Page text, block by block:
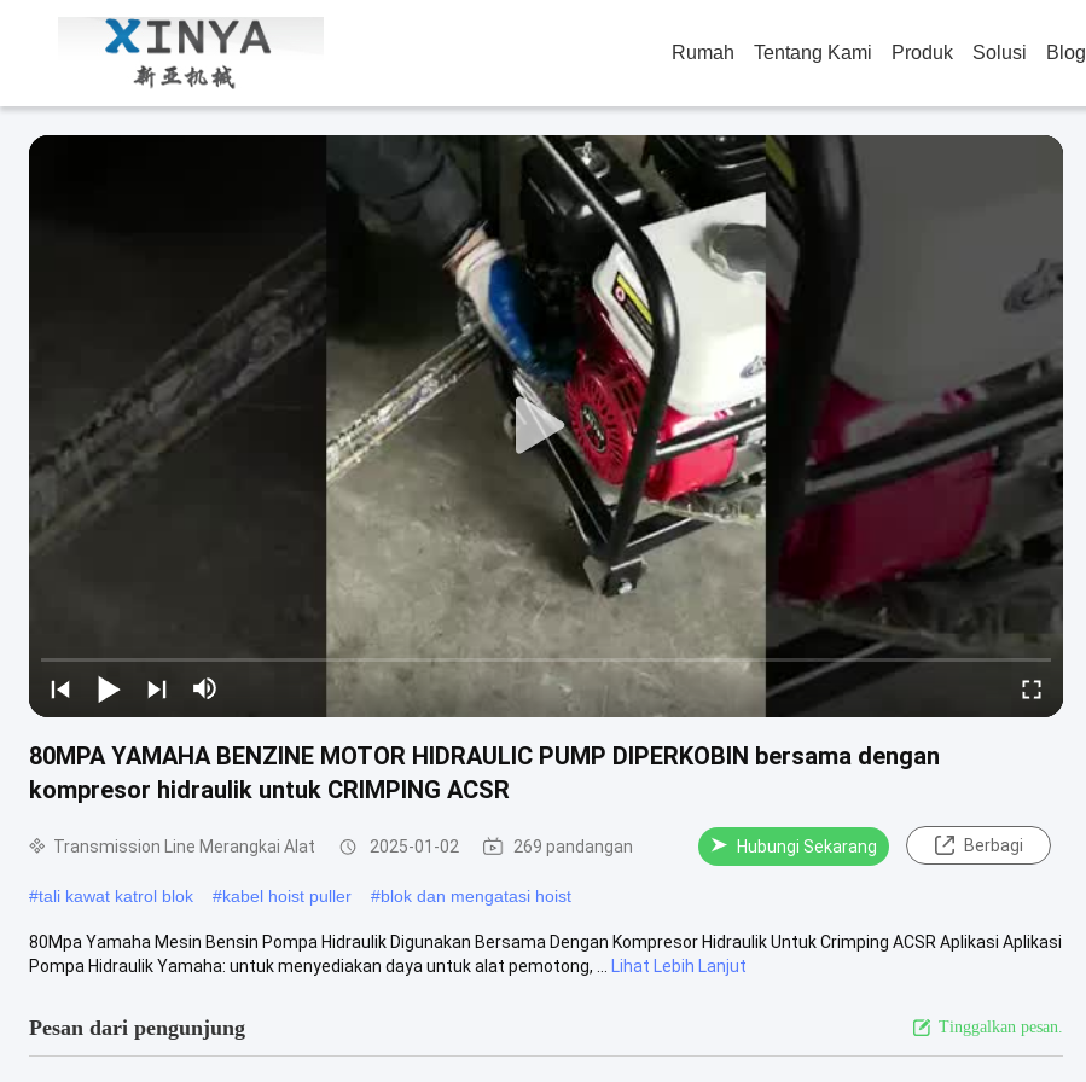
Rumah Tentang Kami Produk Solusi Blog
80MPA YAMAHA BENZINE MOTOR HIDRAULIC PUMP DIPERKOBIN bersama dengan
kompresor hidraulik untuk CRIMPING ACSR
Transmission Line Merangkai Alat 2025-01-02 269 pandangan Hubungi Sekarang Berbagi
#tali kawat katrol blok #kabel hoist puller #blok dan mengatasi hoist
80Mpa Yamaha Mesin Bensin Pompa Hidraulik Digunakan Bersama Dengan Kompresor Hidraulik Untuk Crimping ACSR Aplikasi Aplikasi
Pompa Hidraulik Yamaha: untuk menyediakan daya untuk alat pemotong, ...
Lihat Lebih Lanjut
Pesan dari pengunjung Tinggalkan pesan.